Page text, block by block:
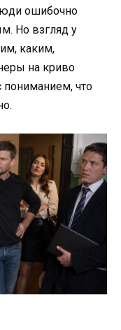
ошибочно
Но взгляд у
каким,
на криво
пониманием, что